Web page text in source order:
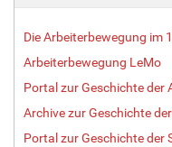
Die Arbeiterbewegung im
Arbeiterbewegung LeMo
Portal zur Geschichte der
Archive zur Geschichte
Portal zur Geschichte der